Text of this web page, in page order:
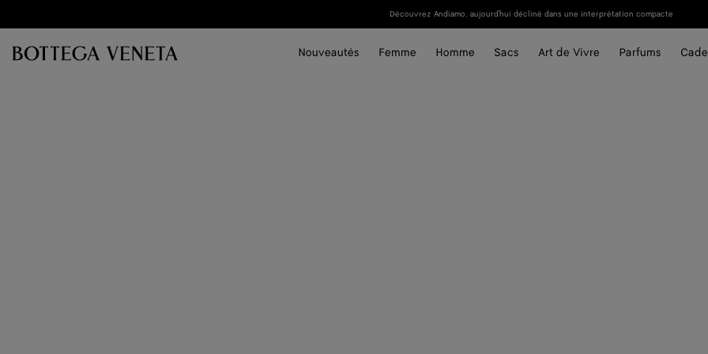
Découvrez Andiamo, aujourd'hui décliné dans une interprétation compacte
Nouveautés Femme Homme Sacs Art de Vivre Parfums